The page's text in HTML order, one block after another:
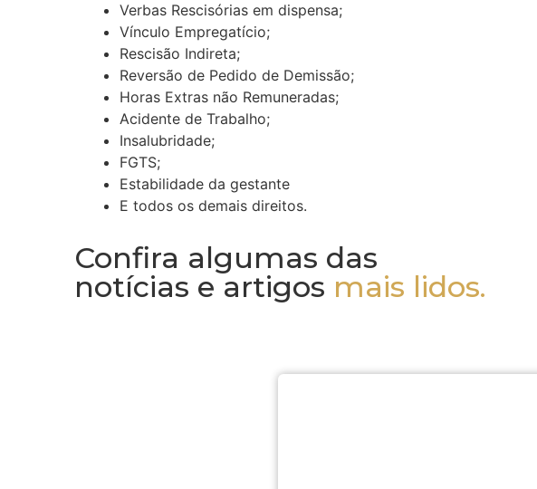
Verbas Rescisórias em dispensa;
Vínculo Empregatício;
Rescisão Indireta;
Reversão de Pedido de Demissão;
Horas Extras não Remuneradas;
Acidente de Trabalho;
Insalubridade;
FGTS;
Estabilidade da gestante
E todos os demais direitos.
Confira algumas das
notícias e artigos mais lidos.